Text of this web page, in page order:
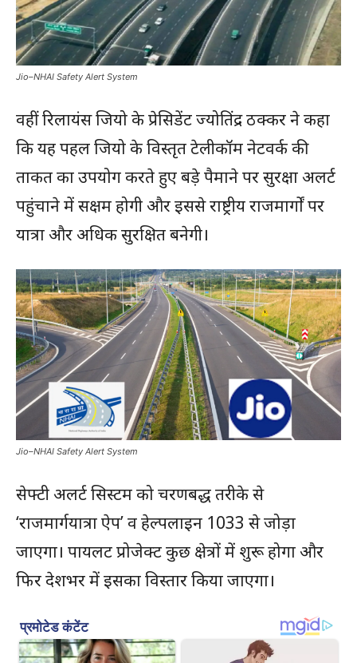
Jio–NHAI Safety Alert System
वहीं रिलायंस जियो के प्रेसिडेंट ज्योतिंद्र ठक्कर ने कहा
कि यह पहल जियो के विस्तृत टेलीकॉम नेटवर्क की
ताकत का उपयोग करते हुए बड़े पैमाने पर सुरक्षा अलर्ट
पहुंचाने में सक्षम होगी और इससे राष्ट्रीय राजमार्गों पर
यात्रा और अधिक सुरक्षित बनेगी।
Jio–NHAI Safety Alert System
सेफ्टी अलर्ट सिस्टम को चरणबद्ध तरीके से
‘राजमार्गयात्रा ऐप’ व हेल्पलाइन 1033 से जोड़ा
जाएगा। पायलट प्रोजेक्ट कुछ क्षेत्रों में शुरू होगा और
फिर देशभर में इसका विस्तार किया जाएगा।